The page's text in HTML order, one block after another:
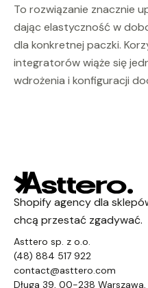
To rozwiązanie znacznie
dając elastyczność w
dla konkretnej paczki.
integratorów wiąże się
wdrożenia i konfiguracji
Shopify agency dla
chcą przestać zgadywać.
Asttero sp. z o.o.
(48) 884 517 922
contact@asttero.com
Długa 39, 00-238 Warszawa,